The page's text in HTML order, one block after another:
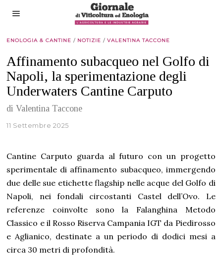
ENOLOGIA & CANTINE / NOTIZIE / VALENTINA TACCONE
Affinamento subacqueo nel Golfo di
Napoli, la sperimentazione degli
Underwaters Cantine Carputo
di Valentina Taccone
11 Settembre 2025
Cantine Carputo guarda al futuro con un progetto
sperimentale di affinamento subacqueo, immergendo
due delle sue etichette flagship nelle acque del Golfo di
Napoli, nei fondali circostanti Castel dell’Ovo. Le
referenze coinvolte sono la Falanghina Metodo
Classico e il Rosso Riserva Campania IGT da Piedirosso
e Aglianico, destinate a un periodo di dodici mesi a
circa 30 metri di profondità.